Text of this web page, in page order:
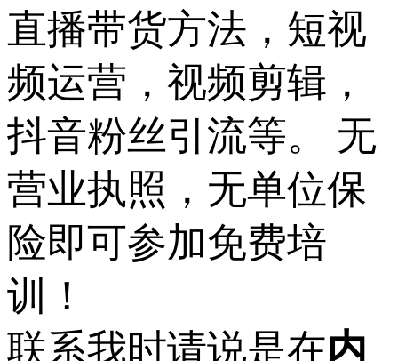
直播带货方法，短视
频运营，视频剪辑，
抖音粉丝引流等。 无
营业执照，无单位保
险即可参加免费培
训！
联系我时请说是在内